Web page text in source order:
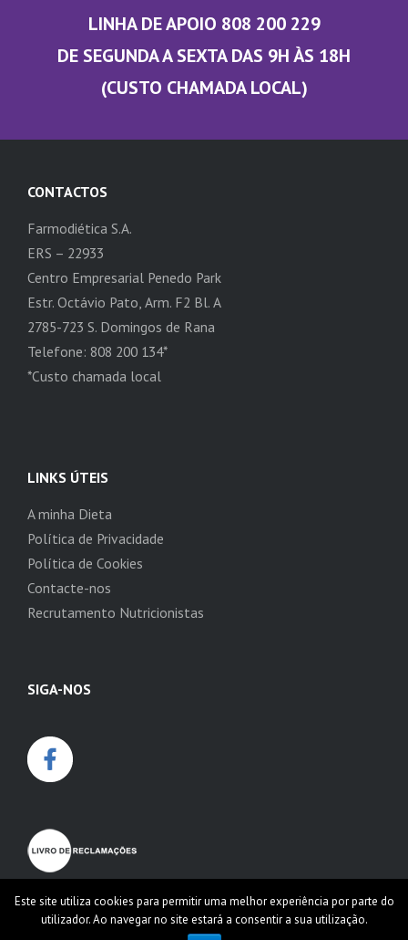
LINHA DE APOIO 808 200 229
DE SEGUNDA A SEXTA DAS 9H ÀS 18H
(CUSTO CHAMADA LOCAL)
CONTACTOS
Farmodiética S.A.
ERS – 22933
Centro Empresarial Penedo Park
Estr. Octávio Pato, Arm. F2 Bl. A
2785-723 S. Domingos de Rana
Telefone: 808 200 134*
*Custo chamada local
LINKS ÚTEIS
A minha Dieta
Política de Privacidade
Política de Cookies
Contacte-nos
Recrutamento Nutricionistas
SIGA-NOS
Este site utiliza cookies para permitir uma melhor experiência por parte do
utilizador. Ao navegar no site estará a consentir a sua utilização.